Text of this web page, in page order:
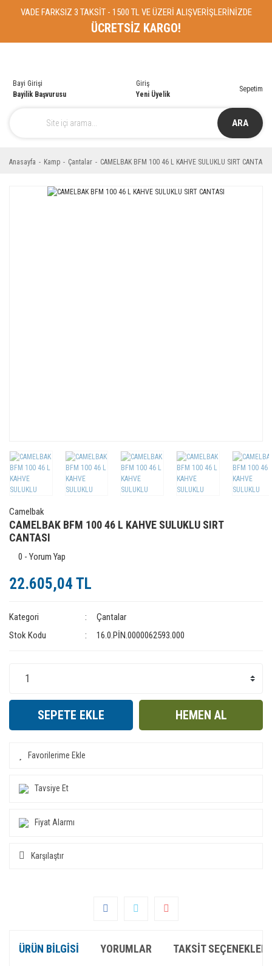
VADE FARKSIZ 3 TAKSİT - 1500 TL VE ÜZERİ ALIŞVERİŞLERİNİZDE
ÜCRETSİZ KARGO!
ARA
Bayi Girişi
Bayilik Başvurusu
Giriş
Yeni Üyelik
Sepetim
Anasayfa Kamp Çantalar CAMELBAK BFM 100 46 L KAHVE SULUKLU SIRT CANTASI
Camelbak
CAMELBAK BFM 100 46 L KAHVE SULUKLU SIRT
CANTASI
0 - Yorum Yap
22.605,04 TL
Kategori
Çantalar
Stok Kodu
16.0.PİN.0000062593.000
SEPETE EKLE HEMEN AL
Tavsiye Et
Fiyat Alarmı
Karşılaştır
ÜRÜN BILGISI YORUMLAR TAKSIT SEÇENEKLERI